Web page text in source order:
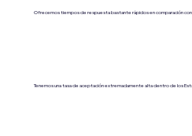
Ofrecemos tiempos de respuesta bastante rápidos en comparación con
Tenemos una tasa de aceptación extremadamente alta dentro de los